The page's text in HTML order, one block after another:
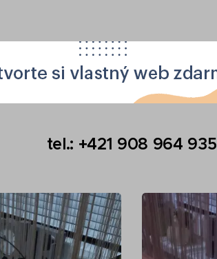
tel.: +421 908 964 935